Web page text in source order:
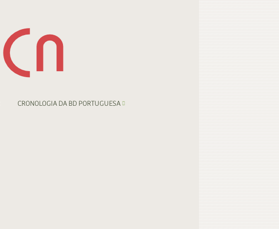
CRONOLOGIA DA BD PORTUGUESA